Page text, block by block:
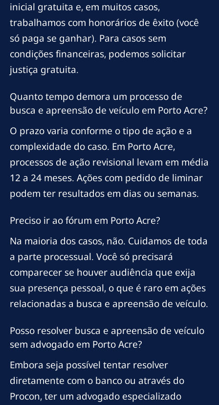
inicial gratuita e, em muitos casos,
trabalhamos com honorários de êxito (você
só paga se ganhar). Para casos sem
condições financeiras, podemos solicitar
justiça gratuita.
Quanto tempo demora um processo de
busca e apreensão de veículo em Porto Acre?
O prazo varia conforme o tipo de ação e a
complexidade do caso. Em Porto Acre,
processos de ação revisional levam em média
12 a 24 meses. Ações com pedido de liminar
podem ter resultados em dias ou semanas.
Preciso ir ao fórum em Porto Acre?
Na maioria dos casos, não. Cuidamos de toda
a parte processual. Você só precisará
comparecer se houver audiência que exija
sua presença pessoal, o que é raro em ações
relacionadas a busca e apreensão de veículo.
Posso resolver busca e apreensão de veículo
sem advogado em Porto Acre?
Embora seja possível tentar resolver
diretamente com o banco ou através do
Procon, ter um advogado especializado